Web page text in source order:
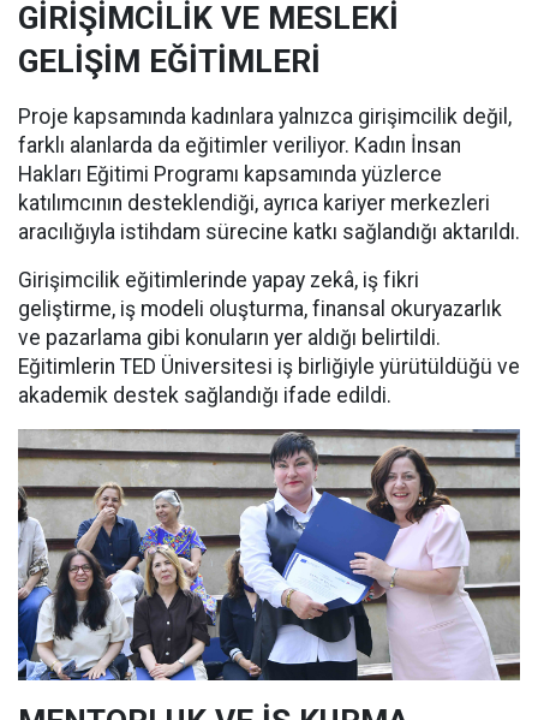
GİRİŞİMCİLİK VE MESLEKİ
GELİŞİM EĞİTİMLERİ
Proje kapsamında kadınlara yalnızca girişimcilik değil,
farklı alanlarda da eğitimler veriliyor. Kadın İnsan
Hakları Eğitimi Programı kapsamında yüzlerce
katılımcının desteklendiği, ayrıca kariyer merkezleri
aracılığıyla istihdam sürecine katkı sağlandığı aktarıldı.
Girişimcilik eğitimlerinde yapay zekâ, iş fikri
geliştirme, iş modeli oluşturma, finansal okuryazarlık
ve pazarlama gibi konuların yer aldığı belirtildi.
Eğitimlerin TED Üniversitesi iş birliğiyle yürütüldüğü ve
akademik destek sağlandığı ifade edildi.